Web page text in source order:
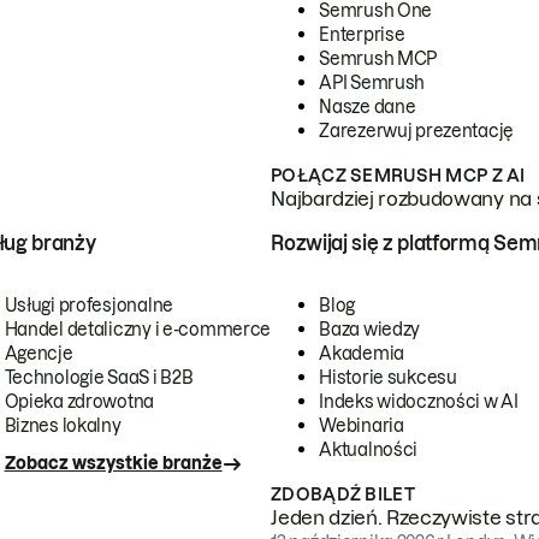
Semrush One
Enterprise
Semrush MCP
API Semrush
Nasze dane
Zarezerwuj prezentację
POŁĄCZ SEMRUSH MCP Z AI
Najbardziej rozbudowany
branży
Usługi profesjonalne
Handel detaliczny i e-commerce
Agencje
Technologie SaaS i B2B
Opieka zdrowotna
Biznes lokalny
Zobacz wszystkie branże
Rozwijaj się z platformą
Blog
Baza wiedzy
Akademia
Historie sukcesu
Indeks widoczności w AI
Webinaria
Aktualności
ZDOBĄDŹ BILET
Jeden dzień. Rzeczywiste